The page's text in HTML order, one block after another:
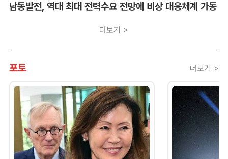
남동발전, 역대 최대 전력수요 전망에 비상 대응체계 가동
더보기 >
포토 더보기 >